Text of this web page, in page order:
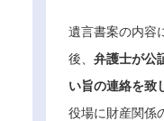
遺言書案の内容
後、 弁護士が公
い旨の連絡を致
役場に財産関係